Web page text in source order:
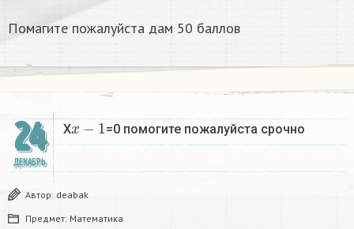
Помагите пожалуйста дам 50 баллов
24
ДЕКАБРЬ
X
x−1
=0 помогите пожалуйста срочно
Автор: deabak
Предмет: Математика